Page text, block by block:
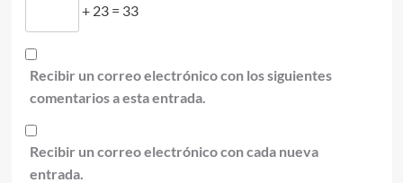
+ 23 = 33
Recibir un correo electrónico con los siguientes
comentarios a esta entrada.
Recibir un correo electrónico con cada nueva
entrada.